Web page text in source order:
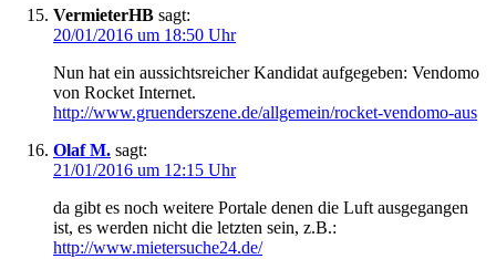
VermieterHB sagt:
20/01/2016 um 18:50 Uhr
Nun hat ein aussichtsreicher Kandidat aufgegeben: Vendomo
von Rocket Internet.
http://www.gruenderszene.de/allgemein/rocket-vendomo-aus
Olaf M. sagt:
21/01/2016 um 12:15 Uhr
da gibt es noch weitere Portale denen die Luft ausgegangen
ist, es werden nicht die letzten sein, z.B.:
http://www.mietersuche24.de/